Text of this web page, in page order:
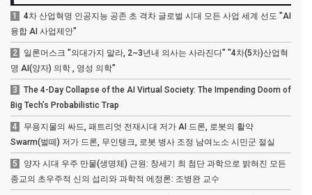
1
4차 산업혁명 인공지능 공존 초 격차 글로벌 시대 모든 사업 세계 선도 "AI
융합 AI 사업제안"
2
일론머스크 "의대가지 말라, 2~3년내 의사는 사라진다" "4차(5차)산업혁
명 AI(양자) 의학 , 영성 의학"
3
The 4-Day Collapse of the AI Virtual Society: The Impending Doom of
Big Tech’s Probabilistic Trap
4
무용지물의 싸드, 패트리엇 전재시대 저가 AI 드론, 로봇의 활약
Swarm(벌떼) 저가 드론, 무인탱크, 로봇 병사 조정 남여노소 시민군 절실
5
양자 시대 우주 만물(생명체) 근원: 창세기 최 첨단 과학으로 밝혀진 모든
종교의 초우주적 신의 섭리와 과학적 에정론: 조병완 교수